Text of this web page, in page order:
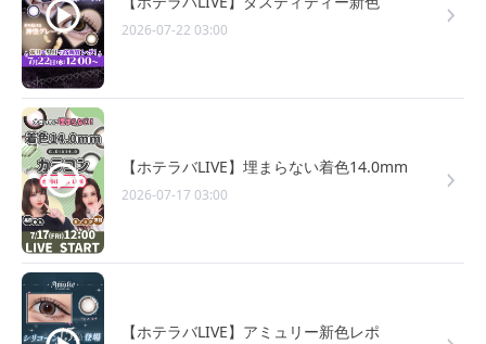
2026-07-22 03:00
【ホテラバLIVE】埋まらない着色14.0mm
2026-07-17 03:00
【ホテラバLIVE】アミュリー新色レポ